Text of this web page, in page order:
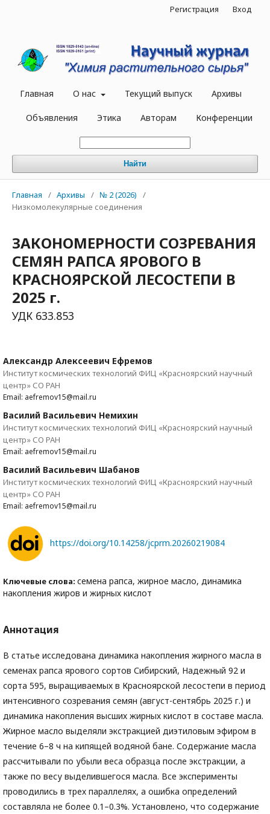
Главная О нас Текущий выпуск Архивы
Объявления Этика Авторам Конференции
Найти
Регистрация Вход
Главная / Архивы / № 2 (2026)
/
Низкомолекулярные соединения
ЗАКОНОМЕРНОСТИ СОЗРЕВАНИЯ
СЕМЯН РАПСА ЯРОВОГО В
КРАСНОЯРСКОЙ ЛЕСОСТЕПИ В
2025 г.
УДК 633.853
Александр Алексеевич Ефремов
Институт космических технологий ФИЦ «Красноярский научный
центр» СО РАН
Email: aefremov15@mail.ru
Василий Васильевич Немихин
Институт космических технологий ФИЦ «Красноярский научный
центр» СО РАН
Email: aefremov15@mail.ru
Василий Васильевич Шабанов
Институт космических технологий ФИЦ «Красноярский научный
центр» СО РАН
Email: aefremov15@mail.ru
https://doi.org/10.14258/jcprm.20260219084
Ключевые слова: семена рапса, жирное масло, динамика
накопления жиров и жирных кислот
Аннотация
В статье исследована динамика накопления жирного масла в
семенах рапса ярового сортов Сибирский, Надежный 92 и
сорта 595, выращиваемых в Красноярской лесостепи в период
интенсивного созревания семян (август-сентябрь 2025 г.) и
динамика накопления высших жирных кислот в составе масла.
Жирное масло выделяли экстракцией диэтиловым эфиром в
течение 6–8 ч на кипящей водяной бане. Содержание масла
рассчитывали по убыли веса образца после экстракции, а
также по весу выделившегося масла. Все эксперименты
проводились в трех параллелях, а ошибка определений
составляла не более 0.1–0.3%. Установлено, что содержание